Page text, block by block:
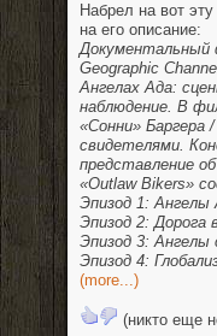
Набрел на вот
на его описание:
Документальный
Geographic
Ангелах Ада:
наблюдение. В
«Сонни» Баргера
свидетелями.
представление
«Outlaw Bikers»
Эпизод 1: Ангелы
Эпизод 2: Дорога
Эпизод 3: Ангелы
Эпизод 4:
(more...)
(никто еще